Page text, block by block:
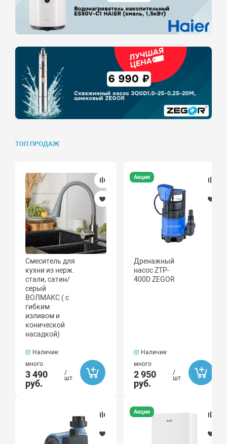
ТОП ПРОДАЖ
Смеситель для
кухни из нерж.
стали, сатин/
серый
ВОЛМАКС ( с
гибким
изливом и
конической
насадкой)
Наличие:
много
3 490
руб.
/
шт.
Акция
Дренажный
насос ZTP-
400D ZEGOR
Наличие:
много
2 950
руб.
/
шт.
Акция